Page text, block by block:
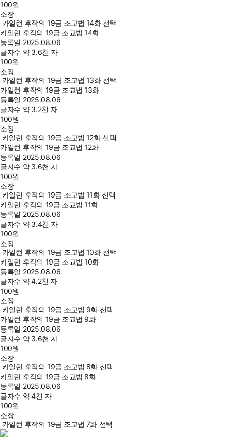
100원
소장
카일런 후작의 19금 조교법 14화 선택
카일런 후작의 19금 조교법 14화
등록일 2025.08.06
글자수 약 3.6천 자
100원
소장
카일런 후작의 19금 조교법 13화 선택
카일런 후작의 19금 조교법 13화
등록일 2025.08.06
글자수 약 3.2천 자
100원
소장
카일런 후작의 19금 조교법 12화 선택
카일런 후작의 19금 조교법 12화
등록일 2025.08.06
글자수 약 3.6천 자
100원
소장
카일런 후작의 19금 조교법 11화 선택
카일런 후작의 19금 조교법 11화
등록일 2025.08.06
글자수 약 3.4천 자
100원
소장
카일런 후작의 19금 조교법 10화 선택
카일런 후작의 19금 조교법 10화
등록일 2025.08.06
글자수 약 4.2천 자
100원
소장
카일런 후작의 19금 조교법 9화 선택
카일런 후작의 19금 조교법 9화
등록일 2025.08.06
글자수 약 3.6천 자
100원
소장
카일런 후작의 19금 조교법 8화 선택
카일런 후작의 19금 조교법 8화
등록일 2025.08.06
글자수 약 4천 자
100원
소장
카일런 후작의 19금 조교법 7화 선택